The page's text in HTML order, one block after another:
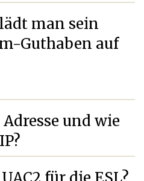
man sein
Guthaben auf
und wie